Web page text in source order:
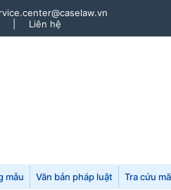
Liên hệ
mẫu Văn bản pháp luật Tra cứu